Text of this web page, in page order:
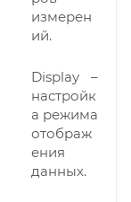
измерен
ий.
Display –
настройк
а режима
отображ
ения
данных.